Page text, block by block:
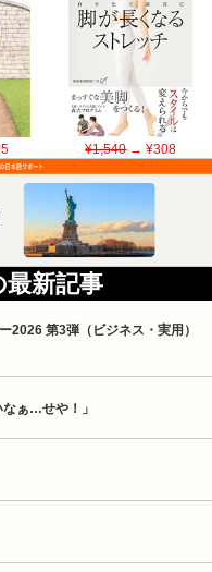
¥1,540→ ¥308
最新記事
2026 第3弾（ビジネス・実用）
ぁ…せや！」